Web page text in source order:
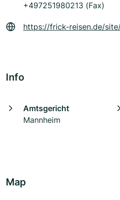
+497251980213 (Fax)
https://frick-reisen.de/
Info
Amtsgericht
Mannheim
Map